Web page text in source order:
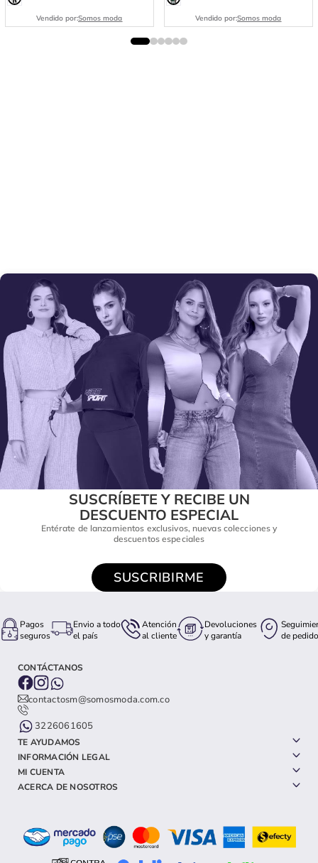
Vendido por:Somos moda Vendido por:Somos moda
SUSCRÍBETE Y RECIBE UN
DESCUENTO ESPECIAL
Entérate de lanzamientos exclusivos, nuevas colecciones y
descuentos especiales
SUSCRIBIRME
Pagos
seguros
Envio a todo
el país
Atención
al cliente
Devoluciones
y garantía
de pedido
CONTÁCTANOS
contactosm@somosmoda.com.co
3226061605
TE AYUDAMOS
INFORMACIÓN LEGAL
MI CUENTA
ACERCA DE NOSOTROS